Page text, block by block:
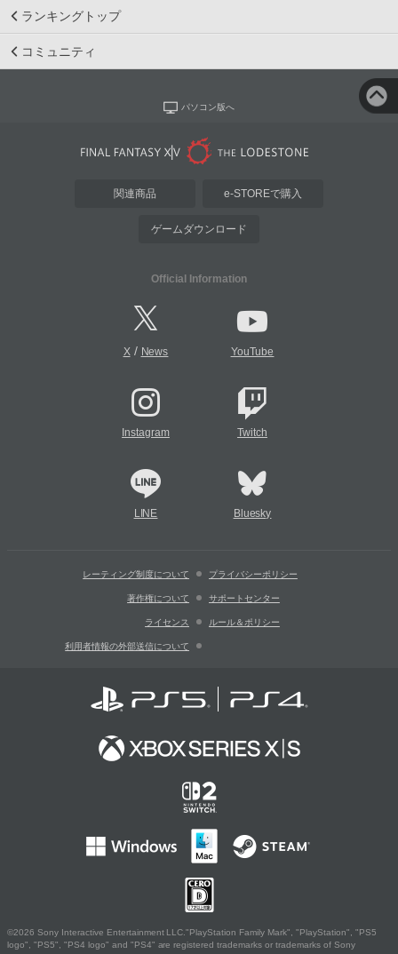
ランキングトップ
コミュニティ
パソコン版へ
関連商品 e-STOREで購入
ゲームダウンロード
Official Information
X/ News YouTube
Instagram Twitch
LINE Bluesky
レーティング制度について プライバシーポリシー
著作権について サポートセンター
ライセンス ルール＆ポリシー
利用者情報の外部送信について
©2026 Sony Interactive Entertainment LLC."PlayStation Family Mark", "PlayStation", "PS5
logo", "PS5", "PS4 logo" and "PS4" are registered trademarks or trademarks of Sony